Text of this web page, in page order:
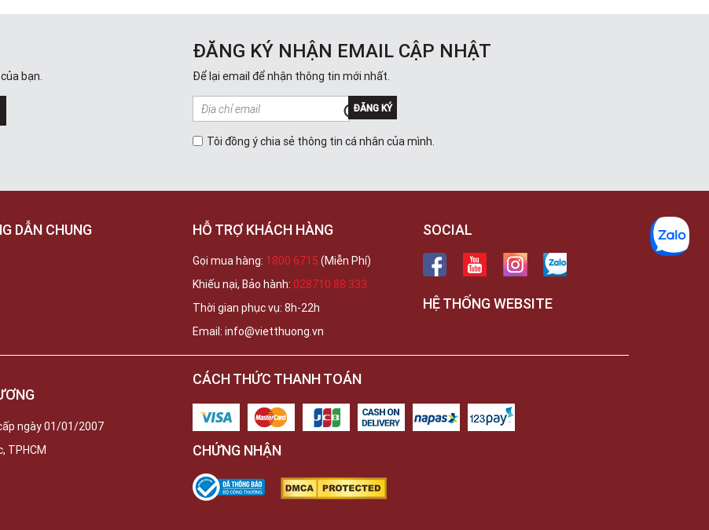
bạn.
ĐĂNG KÝ NHẬN EMAIL CẬP NHẬT
Để lại email để nhận thông tin mới nhất.
ĐĂNG KÝ
Tôi đồng ý chia sẻ thông tin cá nhân của mình.
DẪN CHUNG HỖ TRỢ KHÁCH HÀNG
Gọi mua hàng: 1800 6715 (Miễn Phí)
Khiếu nại, Bảo hành: 028710 88 333
Thời gian phục vụ: 8h-22h
Email: info@vietthuong.vn
SOCIAL
HỆ THỐNG WEBSITE
ngày 01/01/2007
TPHCM
CÁCH THỨC THANH TOÁN
CHỨNG NHẬN